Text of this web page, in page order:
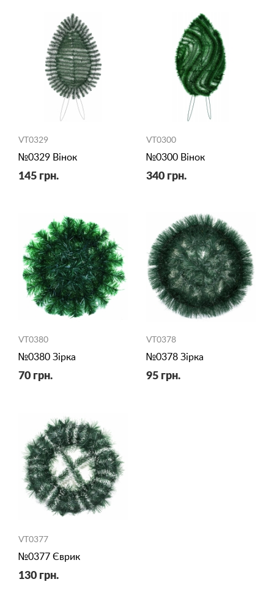
VT0329
№0329 Вінок
145 грн.
VT0300
№0300 Вінок
340 грн.
VT0380
№0380 Зірка
70 грн.
VT0378
№0378 Зірка
95 грн.
VT0377
№0377 Єврик
130 грн.